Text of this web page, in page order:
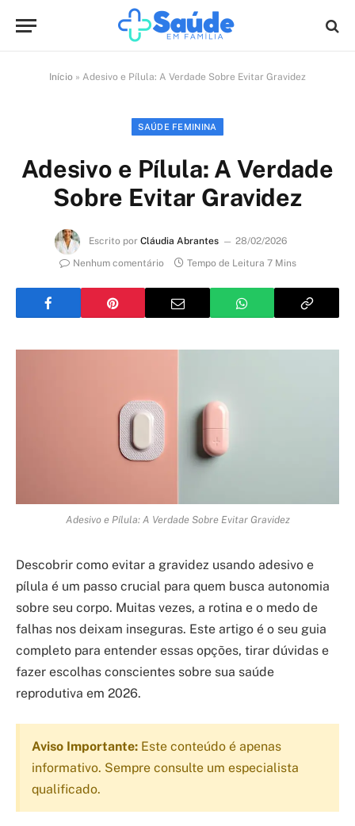
Início » Adesivo e Pílula: A Verdade Sobre Evitar Gravidez
SAÚDE FEMININA
Adesivo e Pílula: A Verdade
Sobre Evitar Gravidez
Escrito por Cláudia Abrantes
28/02/2026
Nenhum comentário
Tempo de Leitura 7 Mins
Adesivo e Pílula: A Verdade Sobre Evitar Gravidez
Descobrir como evitar a gravidez usando adesivo e
pílula é um passo crucial para quem busca autonomia
sobre seu corpo. Muitas vezes, a rotina e o medo de
falhas nos deixam inseguras. Este artigo é o seu guia
completo para entender essas opções, tirar dúvidas e
fazer escolhas conscientes sobre sua saúde
reprodutiva em 2026.
Aviso Importante: Este conteúdo é apenas
informativo. Sempre consulte um especialista
qualificado.